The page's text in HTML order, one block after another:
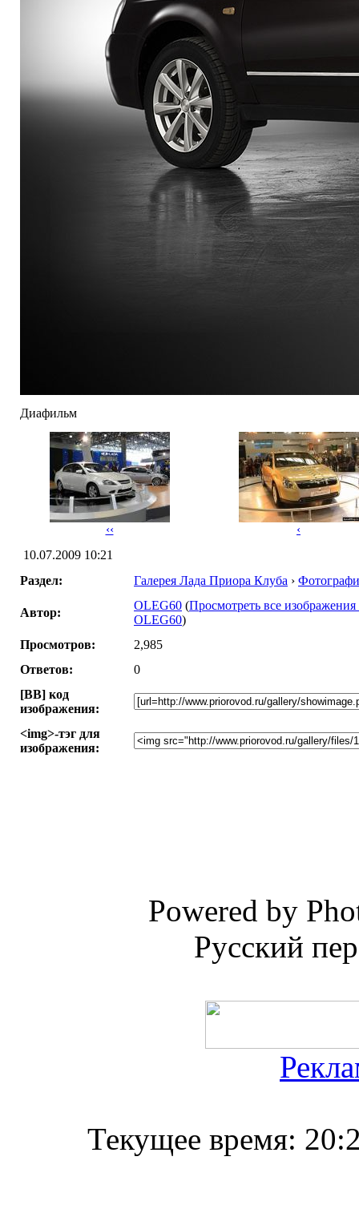
Диафильм
‹‹
‹
10.07.2009 10:21
Раздел:
Галерея Лада Приора Клуба ›
Автор:
OLEG60 (Просмотреть все изображения
OLEG60)
Просмотров:
2,985
Ответов:
0
[BB] код
изображения:
<img>-тэг для
изображения:
Powered by
Русский
Текущее время: